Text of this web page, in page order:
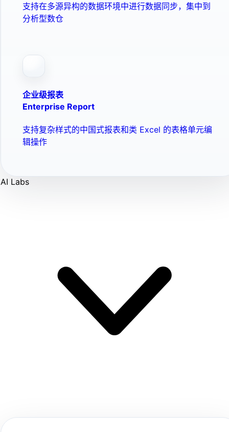
支持在多源异构的数据环境中进行数据同步，集中到
分析型数仓
企业级报表
Enterprise Report
支持复杂样式的中国式报表和类 Excel 的表格单元编
辑操作
AI Labs